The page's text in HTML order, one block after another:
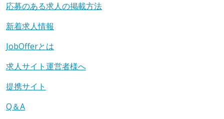
応募のある求人の掲載方法
新着求人情報
JobOfferとは
求人サイト運営者様へ
提携サイト
Q＆A